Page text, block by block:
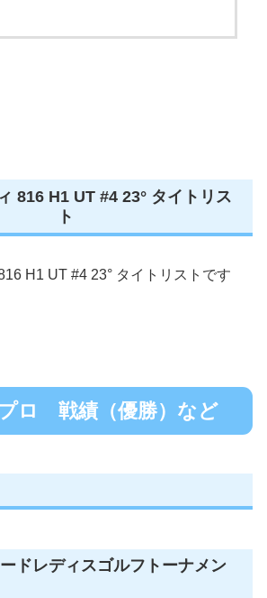
816 H1 UT #4 23° タイトリス
ト
H1 UT #4 23° タイトリストです
ロ 戦績（優勝）など
ドレディスゴルフトーナメン